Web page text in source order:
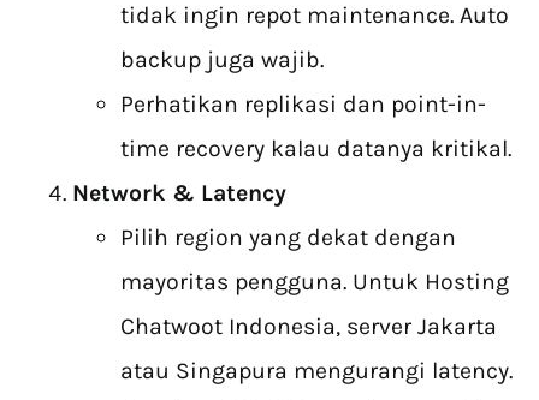
tidak ingin repot maintenance. Auto
backup juga wajib.
Perhatikan replikasi dan point-in-
time recovery kalau datanya kritikal.
Network & Latency
Pilih region yang dekat dengan
mayoritas pengguna. Untuk Hosting
Chatwoot Indonesia, server Jakarta
atau Singapura mengurangi latency.